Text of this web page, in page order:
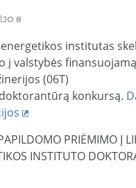
8
institutas
į valstybės
(06T)
konkursą.
PRIĖMIMO Į
INSTITUTO